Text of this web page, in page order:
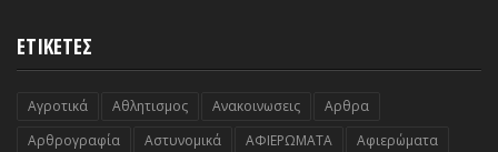
ΕΤΙΚΕΤΕΣ
Αγροτικά Αθλητισμος Ανακοινωσεις
Αρθρα
Αρθρογραφία
Αστυνομικά ΑΦΙΕΡΩΜΑΤΑ
Αφιερώματα